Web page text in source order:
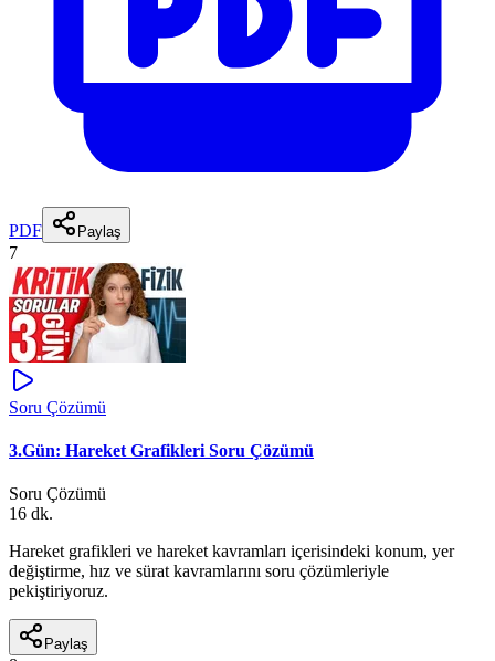
PDF Paylaş
7
Soru Çözümü
3.Gün: Hareket Grafikleri Soru Çözümü
Soru Çözümü
16 dk.
Hareket grafikleri ve hareket kavramları içerisindeki konum, yer
değiştirme, hız ve sürat kavramlarını soru çözümleriyle
pekiştiriyoruz.
Paylaş